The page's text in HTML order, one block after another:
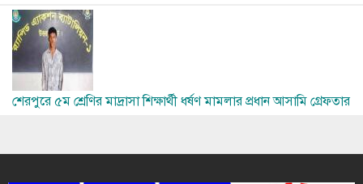
Image
শেরপুরে ৫ম শ্রেণির মাদ্রাসা শিক্ষার্থী ধর্ষণ মামলার প্রধান আসামি গ্রেফতার